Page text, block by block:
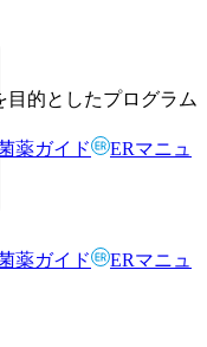
薬ガイド
ERマニュ
的としたプログラム
薬ガイド
ERマニュ